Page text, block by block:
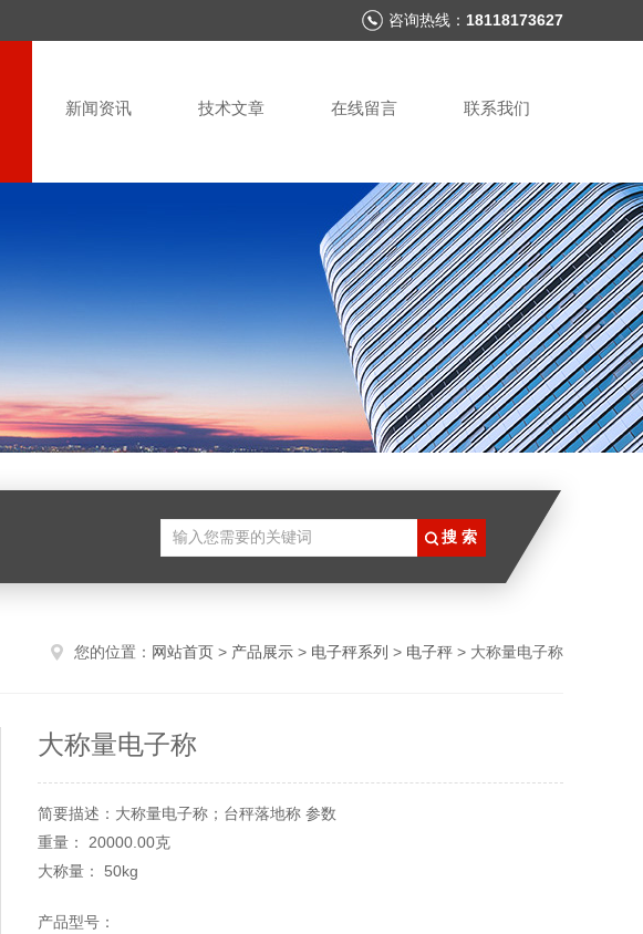
咨询热线： 18118173627
新闻资讯 技术文章 在线留言 联系我们
您的位置： 网站首页 > 产品展示 > 电子秤系列 > 电子秤 > 大称量电子称
大称量电子称
简要描述：大称量电子称；台秤落地称 参数
重量： 20000.00克
大称量： 50kg
产品型号：